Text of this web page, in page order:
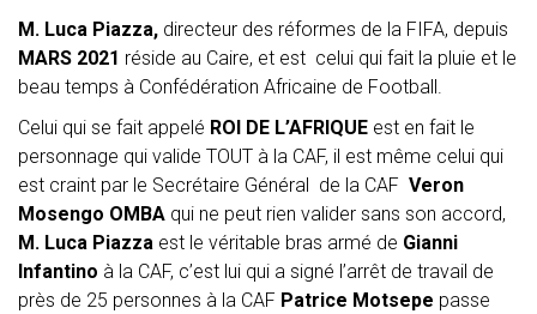
M. Luca Piazza, directeur des réformes de la FIFA, depuis
MARS 2021 réside au Caire, et est celui qui fait la pluie et le
beau temps à Confédération Africaine de Football.
Celui qui se fait appelé ROI DE L’AFRIQUE est en fait le
personnage qui valide TOUT à la CAF, il est même celui qui
est craint par le Secrétaire Général de la CAF Veron
Mosengo OMBA qui ne peut rien valider sans son accord,
M. Luca Piazza est le véritable bras armé de Gianni
Infantino à la CAF, c’est lui qui a signé l’arrêt de travail de
près de 25 personnes à la CAF Patrice Motsepe passe